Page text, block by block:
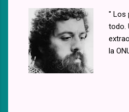
" Los
todo.
la